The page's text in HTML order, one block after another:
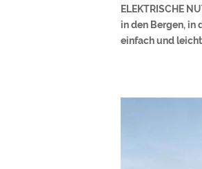
ELEKTRISCHE
in den Bergen, in
einfach und